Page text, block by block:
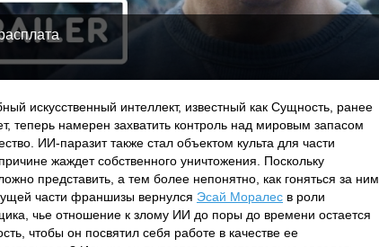
искусственный интеллект, известный как Сущность, ранее
теперь намерен захватить контроль над мировым запасом
ИИ-паразит также стал объектом культа для части
жаждет собственного уничтожения. Поскольку
представить, а тем более непонятно, как гоняться за ним
части франшизы вернулся Эсай Моралес в роли
чье отношение к злому ИИ до поры до времени остается
чтобы он посвятил себя работе в качестве ее